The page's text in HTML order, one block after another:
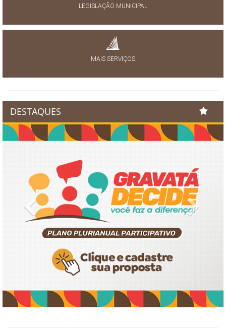
LEGISLAÇÃO MUNICIPAL
MAIS SERVIÇOS
DESTAQUES
Previous